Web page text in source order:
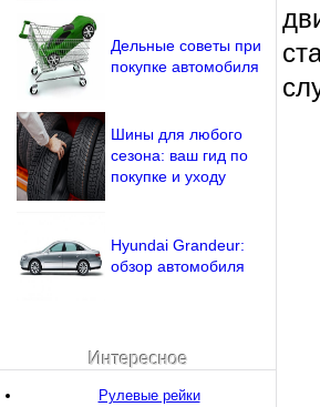
Дельные советы при
покупке автомобиля
Шины для любого
сезона: ваш гид по
покупке и уходу
Hyundai Grandeur:
обзор автомобиля
Интересное
Рулевые рейки